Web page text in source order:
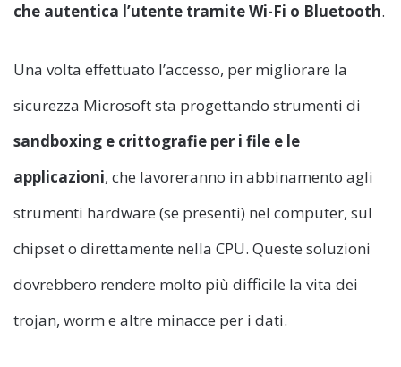
che autentica l’utente tramite Wi-Fi o Bluetooth.
Una volta effettuato l’accesso, per migliorare la
sicurezza Microsoft sta progettando strumenti di
sandboxing e crittografie per i file e le
applicazioni, che lavoreranno in abbinamento agli
strumenti hardware (se presenti) nel computer, sul
chipset o direttamente nella CPU. Queste soluzioni
dovrebbero rendere molto più difficile la vita dei
trojan, worm e altre minacce per i dati.